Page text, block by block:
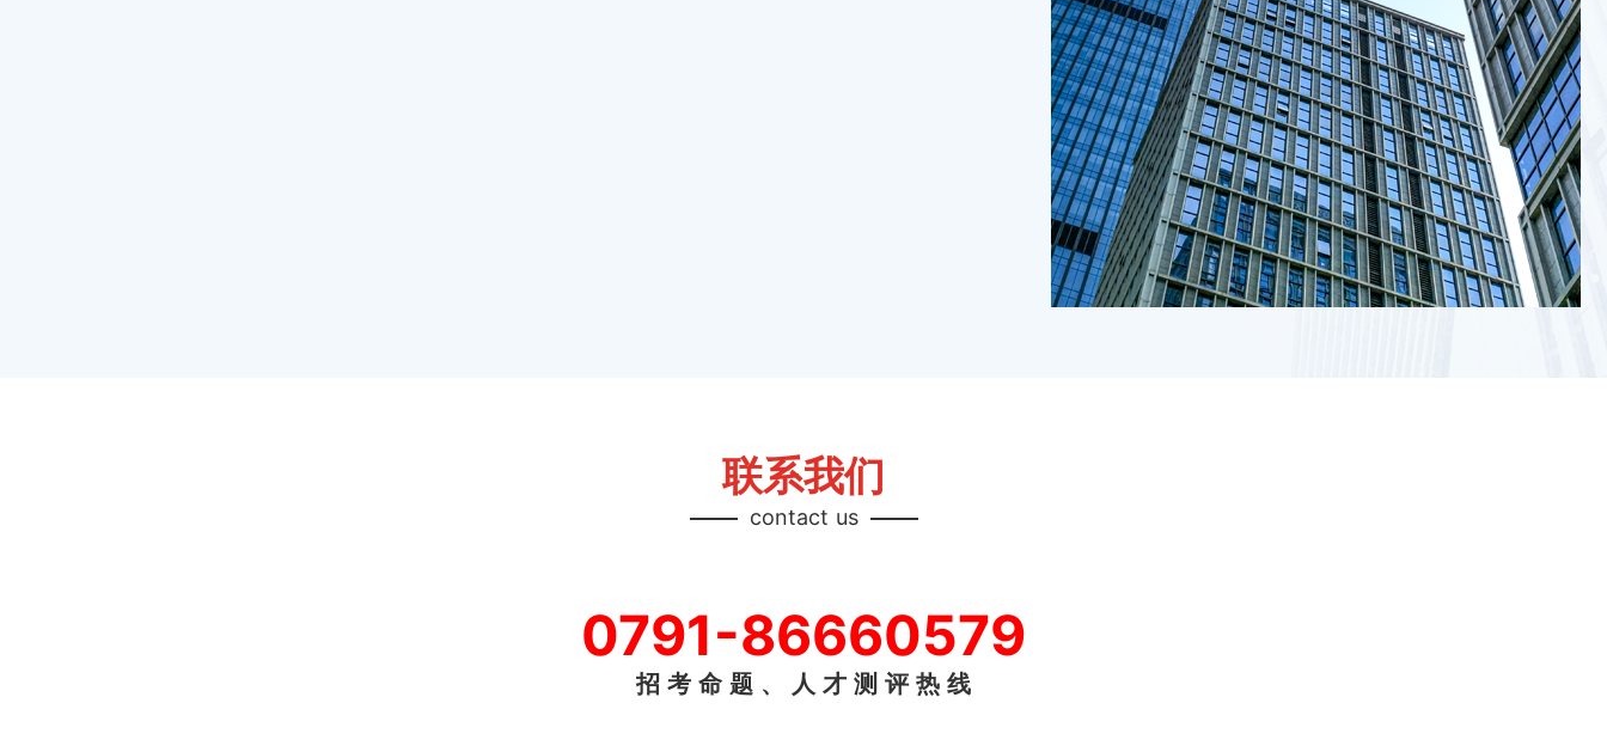
联系我们
contact us
0791-86660579
招 考 命 题 、 人 才 测 评 热 线